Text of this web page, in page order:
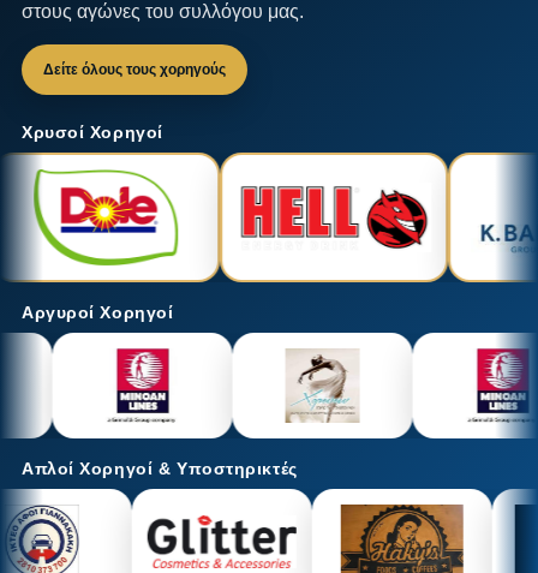
στους αγώνες του συλλόγου μας.
Δείτε όλους τους χορηγούς
Χρυσοί Χορηγοί
Αργυροί Χορηγοί
Απλοί Χορηγοί & Υποστηρικτές